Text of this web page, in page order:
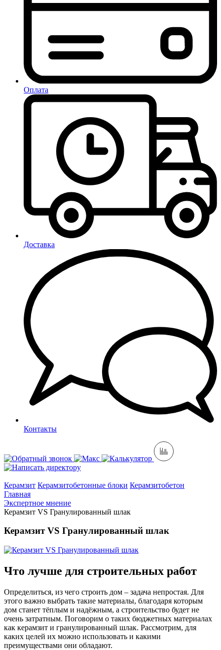
Оплата
Доставка
Контакты
Керамзит Керамзитобетонные блоки Керамзитобетон
Главная
Экспертное мнение
Керамзит VS Гранулированный шлак
КерамзитVS Гранулированный шлак
Что лучше для строительных работ
Определиться, из чего строить дом – задача непростая. Для
этого важно выбрать такие материалы, благодаря которым
дом станет тёплым и надёжным, а строительство будет не
очень затратным. Поговорим о таких бюджетных материалах
как керамзит и гранулированный шлак. Рассмотрим, для
каких целей их можно использовать и какими
преимуществами они обладают.